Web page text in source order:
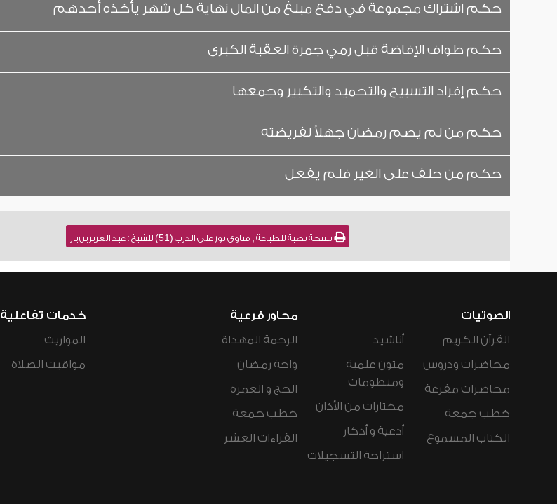
حكم اشتراك مجموعة في دفع مبلغ من المال نهاية كل شهر يأخذه أحدهم
حكم طواف الإفاضة قبل رمي جمرة العقبة الكبرى
حكم إفراد التسبيح والتحميد والتكبير وجمعها
حكم من لم يصم رمضان جهلاً لفريضته
حكم من حلف على الغير فلم يفعل
نسخة نصية للطباعة , فتاوى نور على الدرب (51) للشيخ : عبد العزيز بن باز
الصوتيات
القرآن الكريم
محاضرات ودروس
محاضرات مفرغة
خطب جمعة
الكتاب المسموع
أناشيد
متون علمية
ومنظومات
مختارات من الأذان
أدعية و أذكار
استراحة التسجيلات
محاور فرعية
الرحمة المهداة
واحة رمضان
الحج و العمرة
خطب جمعة
القراءات العشر
خدمات تفاعلية
المواريث
مواقيت الصلاة